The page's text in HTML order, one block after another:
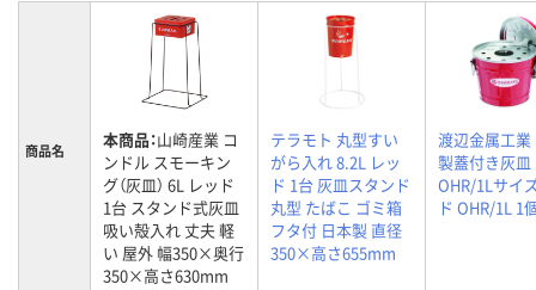
商品名 本商品：山崎産業 コ
ンドル スモーキン
グ（灰皿） 6L レッド
1台 スタンド式灰皿
吸い殻入れ 丈夫 軽
い 屋外 幅350×奥行
350×高さ630mm
テラモト 丸型すい
がら入れ 8.2L レッ
ド 1台 灰皿スタンド
丸型 たばこ ゴミ箱
フタ付 日本製 直径
350×高さ655mm
渡辺金属工業
製蓋付き灰皿
OHR/1Lサイ
ド OHR/1L 1